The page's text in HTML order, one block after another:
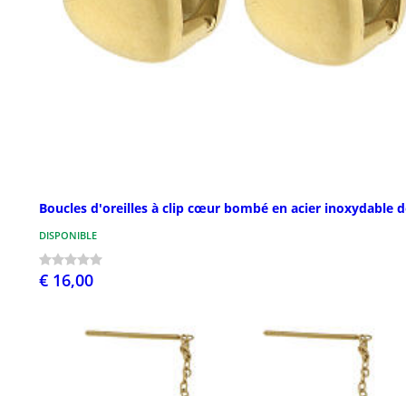
Boucles d'oreilles à clip cœur bombé en acier inoxydable
DISPONIBLE
€ 16,00